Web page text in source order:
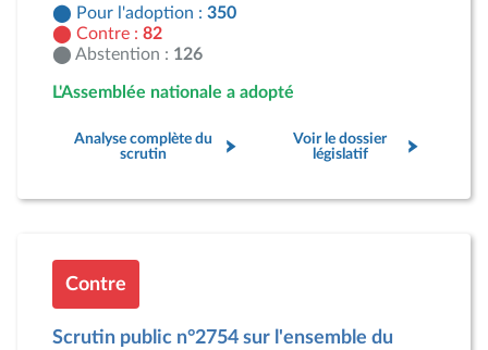
Pour l'adoption : 350
Contre : 82
Abstention : 126
L'Assemblée nationale a adopté
Analyse complète du
scrutin
Voir le dossier
législatif
Contre
Scrutin public n°2754 sur l'ensemble du